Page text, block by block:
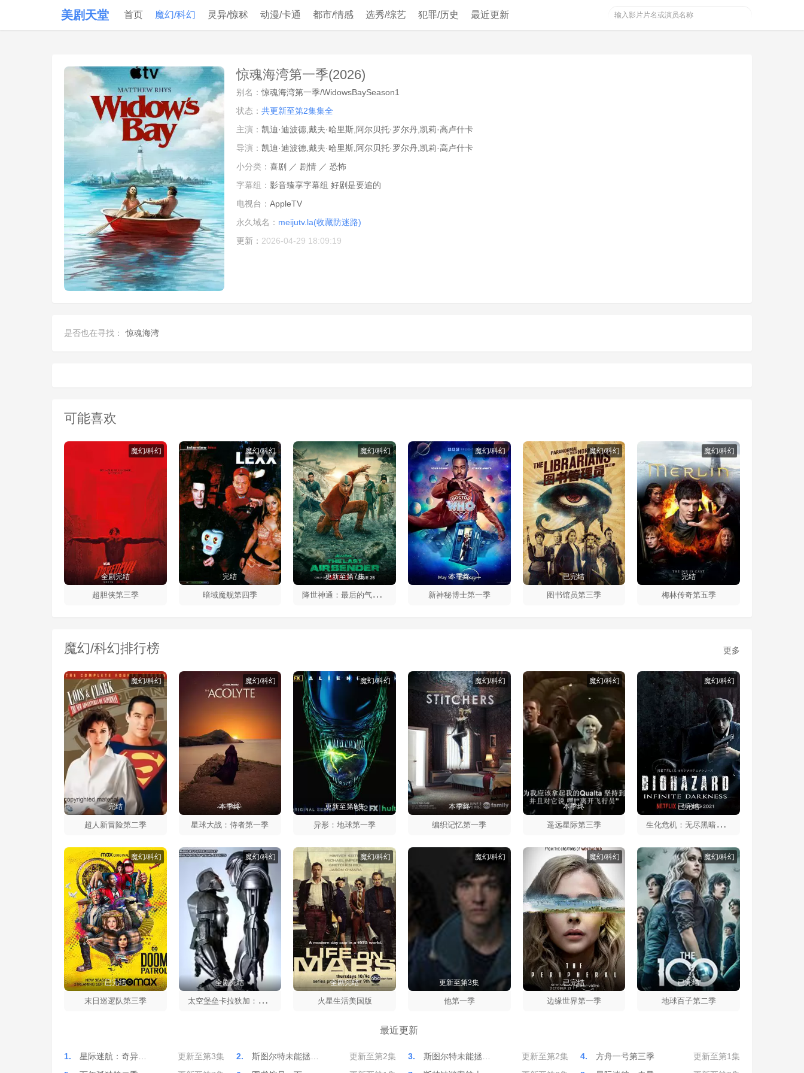
美剧天堂 首页 魔幻/科幻 灵异/惊秫 动漫/卡通 都市/情感 选秀/综艺 犯罪/历史 最近更新
惊魂海湾第一季(2026)
别名：惊魂海湾第一季/WidowsBaySeason1
状态： 共更新至第2集集全
主演： 凯迪·迪波德,戴夫·哈里斯,阿尔贝托·罗尔丹,凯莉·高卢什卡
导演： 凯迪·迪波德,戴夫·哈里斯,阿尔贝托·罗尔丹,凯莉·高卢什卡
小分类： 喜剧 ／ 剧情／ 恐怖
字幕组： 影音臻享字幕组 好剧是要追的
电视台： AppleTV
永久域名： meijutv.la(收藏防迷路)
更新： 2026-04-29 18:09:19
是否也在寻找： 惊魂海湾
可能喜欢
全剧完结
魔幻/科幻
超胆侠第三季
完结
魔幻/科幻
暗域魔舰第四季
更新至第7集
魔幻/科幻
降
世神通：最后的气宗第二季
本季终
魔幻/科幻
新神秘博士第一季
已完结
魔幻/科幻
图书馆员第三季
完结
魔幻/科幻
梅林传奇第五季
魔幻/科幻排行榜 更多
完结
魔幻/科幻
超人新冒险第二季
本季终
魔幻/科幻
星球大战：侍者第一季
更新至第8集
魔幻/科幻
异形：地球第一季
本季终
魔幻/科幻
编织记忆第一季
本季终
魔幻/科幻
遥远星际第三季
已完结
魔幻/科幻
生
化危机：无尽黑暗第一季
已完结
魔幻/科幻
末日巡逻队第三季
全剧完结
魔幻/科幻
太
空堡垒卡拉狄加：血与铬第一季
全剧完结
魔幻/科幻
火星生活美国版
更新至第3集
魔幻/科幻
他第一季
已完结
魔幻/科幻
边缘世界第一季
已完结
魔幻/科幻
地球百子第二季
最近更新
1. 星际迷航：奇异… 更新至第3集 2. 斯图尔特未能拯… 更新至第2集 3. 斯图尔特未能拯… 更新至第2集 4. 方舟一号第三季
更新至第1集